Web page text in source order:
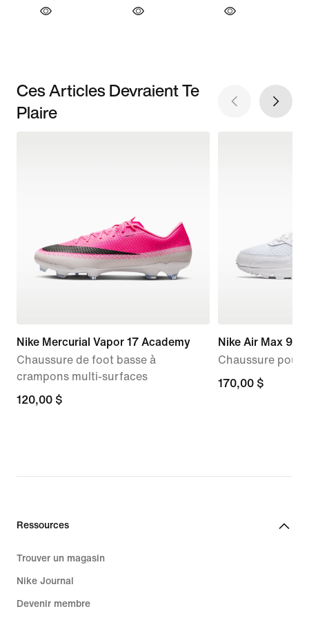
Ces Articles Devraient Te
Plaire
Nike Mercurial Vapor 17 Academy
Chaussure de foot basse à
crampons multi-surfaces
120,00 $
120,00 $
Nike Air Max 90
Chaussure pour
170,00 $
170,00 $
Ressources
Trouver un magasin
Nike Journal
Devenir membre